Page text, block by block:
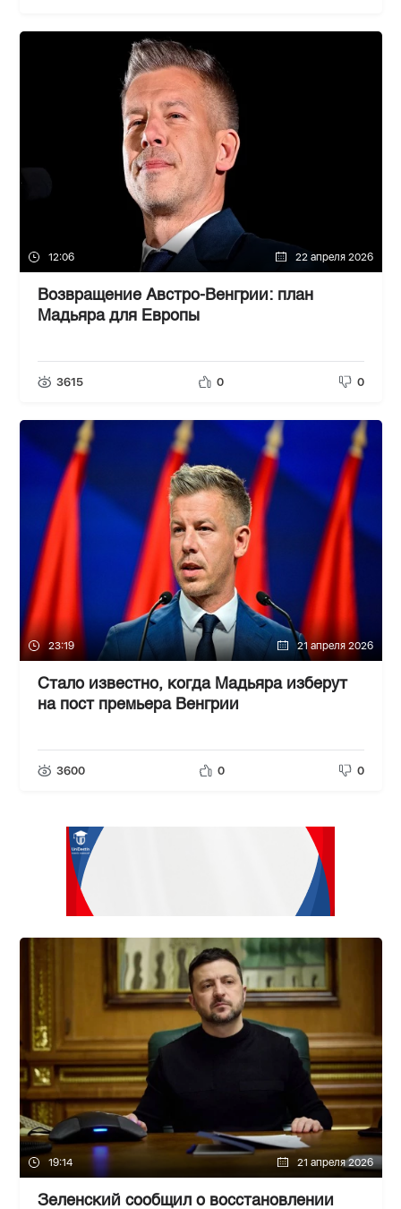
12:06 22 апреля 2026
Возвращение Австро-Венгрии: план
Мадьяра для Европы
3615 0 0
23:19 21 апреля 2026
Стало известно, когда Мадьяра изберут
на пост премьера Венгрии
3600 0 0
19:14 21 апреля 2026
Зеленский сообщил о восстановлении